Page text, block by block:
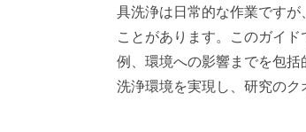
具洗浄は日常的な作業です
ことがあります。このガイ
例、環境への影響までを包
洗浄環境を実現し、研究のク